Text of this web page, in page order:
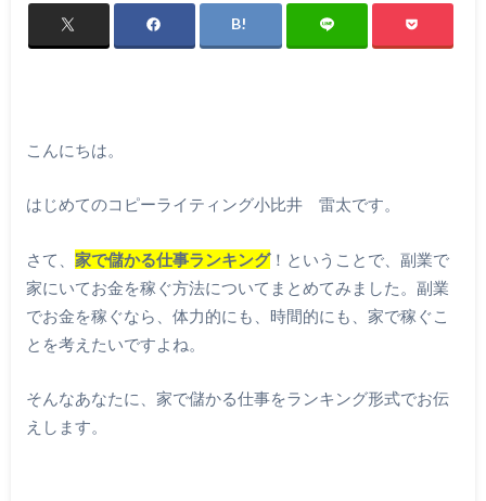
こんにちは。
はじめてのコピーライティング小比井 雷太です。
さて、 家で儲かる仕事ランキング！ということで、副業で
家にいてお金を稼ぐ方法についてまとめてみました。副業
でお金を稼ぐなら、体力的にも、時間的にも、家で稼ぐこ
とを考えたいですよね。
そんなあなたに、家で儲かる仕事をランキング形式でお伝
えします。